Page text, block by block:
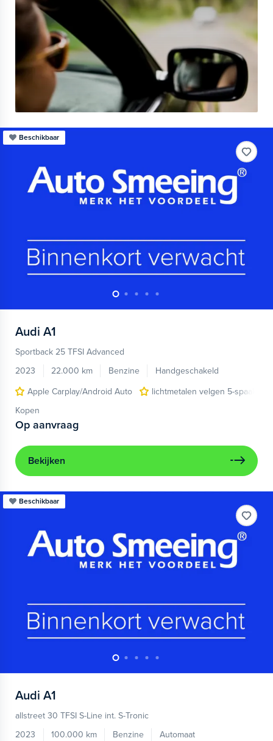
Beschikbaar
Audi A1
Sportback 25 TFSI Advanced
2023
22.000 km Benzine
Handgeschakeld
Apple Carplay/Android Auto
lichtmetalen velgen 5-spaaks
Kopen
Op aanvraag
Bekijken
Beschikbaar
Audi A1
allstreet 30 TFSI S-Line int. S-Tronic
2023
100.000 km Benzine
Automaat